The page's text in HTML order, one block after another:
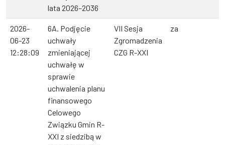
lata 2026–2036
2026-
06-23
12:28:09
6A. Podjęcie
uchwały
zmieniającej
uchwałę w
sprawie
uchwalenia planu
finansowego
Celowego
Związku Gmin R-
XXI z siedzibą w
VII Sesja
Zgromadzenia
CZG R-XXI
za